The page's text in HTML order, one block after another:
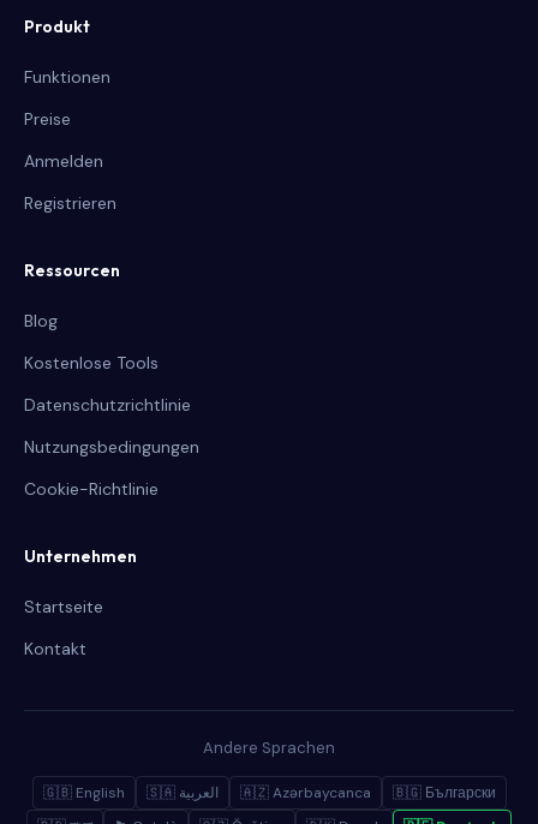
Produkt
Funktionen
Preise
Anmelden
Registrieren
Ressourcen
Blog
Kostenlose Tools
Datenschutzrichtlinie
Nutzungsbedingungen
Cookie-Richtlinie
Unternehmen
Startseite
Kontakt
Andere Sprachen
🇬🇧 English 🇸🇦 العربية 🇦🇿 Azərbaycanca
🇧🇬 Български